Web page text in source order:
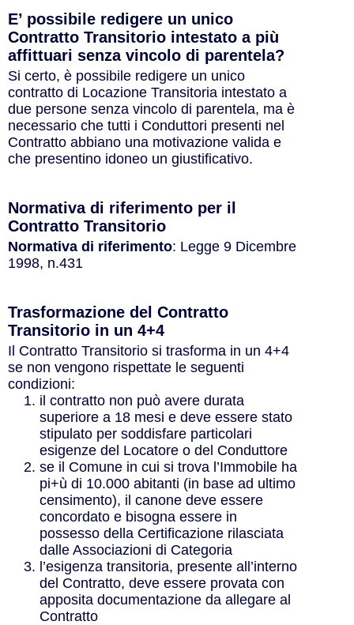
E’ possibile redigere un unico
Contratto Transitorio intestato a più
affittuari senza vincolo di parentela?
Si certo, è possibile redigere un unico
contratto di Locazione Transitoria intestato a
due persone senza vincolo di parentela, ma è
necessario che tutti i Conduttori presenti nel
Contratto abbiano una motivazione valida e
che presentino idoneo un giustificativo.
Normativa di riferimento per il
Contratto Transitorio
Normativa di riferimento: Legge 9 Dicembre
1998, n.431
Trasformazione del Contratto
Transitorio in un 4+4
Il Contratto Transitorio si trasforma in un 4+4
se non vengono rispettate le seguenti
condizioni:
il contratto non può avere durata
superiore a 18 mesi e deve essere stato
stipulato per soddisfare particolari
esigenze del Locatore o del Conduttore
se il Comune in cui si trova l’Immobile ha
pi+ù di 10.000 abitanti (in base ad ultimo
censimento), il canone deve essere
concordato e bisogna essere in
possesso della Certificazione rilasciata
dalle Associazioni di Categoria
l’esigenza transitoria, presente all’interno
del Contratto, deve essere provata con
apposita documentazione da allegare al
Contratto